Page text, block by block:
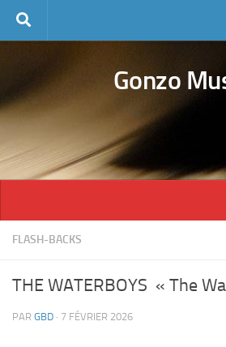
Skip to content
Gonzo
FLASH-BACKS
THE WATERBOYS « The
PAR GBD · 7 FÉVRIER 2026